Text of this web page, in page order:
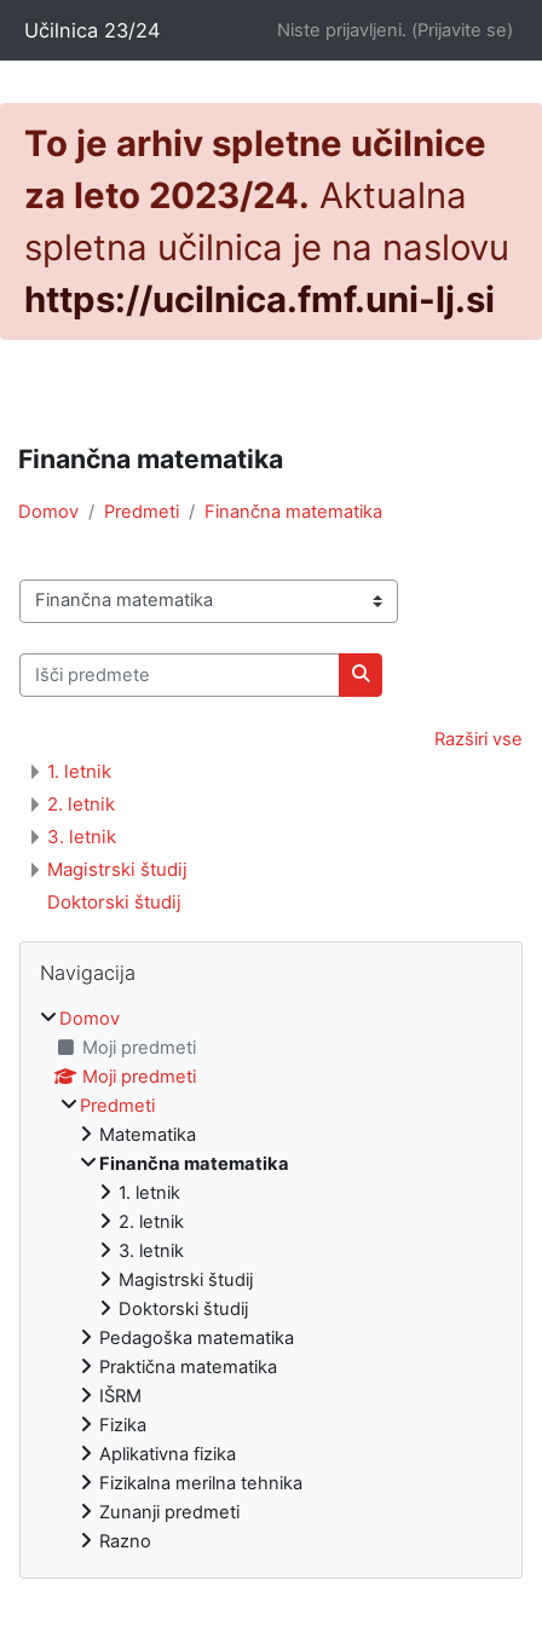
To je arhiv spletne učilnice
za leto 2023/24. Aktualna
spletna učilnica je na naslovu
https://ucilnica.fmf.uni-lj.si
Učilnica 23/24 Niste prijavljeni. (Prijavite se)
Finančna matematika
Domov Predmeti Finančna matematika
Kategorije predmetov
Išči predmete
Išči predmete
Razširi vse
1. letnik
2. letnik
3. letnik
Magistrski študij
Doktorski študij
Bloki
Navigacija
Domov
Moji predmeti
Moji predmeti
Predmeti
Matematika
Finančna matematika
1. letnik
2. letnik
3. letnik
Magistrski študij
Doktorski študij
Pedagoška matematika
Praktična matematika
IŠRM
Fizika
Aplikativna fizika
Fizikalna merilna tehnika
Zunanji predmeti
Razno